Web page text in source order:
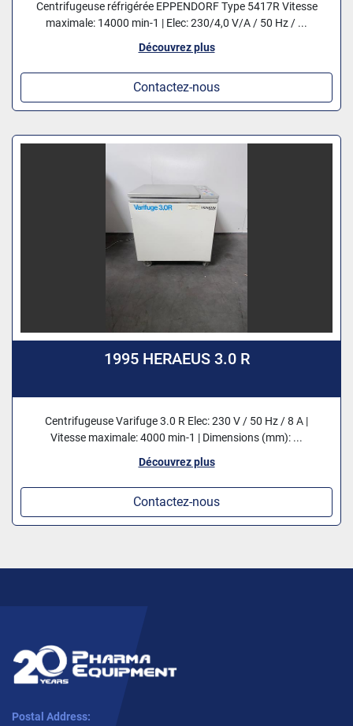
Centrifugeuse réfrigérée EPPENDORF Type 5417R Vitesse
maximale: 14000 min-1 | Elec: 230/4,0 V/A / 50 Hz / ...
Découvrez plus
Contactez-nous
1995 HERAEUS 3.0 R
Centrifugeuse Varifuge 3.0 R Elec: 230 V / 50 Hz / 8 A |
Vitesse maximale: 4000 min-1 | Dimensions (mm): ...
Découvrez plus
Contactez-nous
Postal Address: